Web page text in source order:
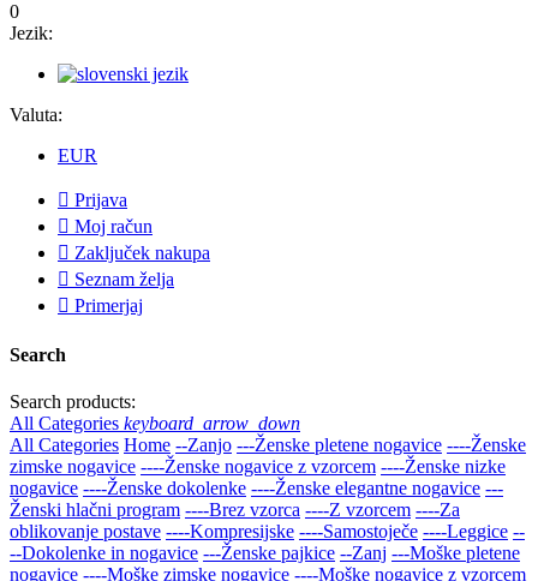
0
Jezik:
Valuta:
EUR
 Prijava
 Moj račun
 Zaključek nakupa
 Seznam želja
 Primerjaj
Search
Search products:
All Categories keyboard_arrow_down
All Categories Home --Zanjo ---Ženske pletene nogavice ----Ženske
zimske nogavice ----Ženske nogavice z vzorcem ----Ženske nizke
nogavice ----Ženske dokolenke ----Ženske elegantne nogavice ---
Ženski hlačni program ----Brez vzorca ----Z vzorcem ----Za
oblikovanje postave ----Kompresijske ----Samostoječe ----Leggice --
--Dokolenke in nogavice ---Ženske pajkice --Zanj ---Moške pletene
nogavice ----Moške zimske nogavice ----Moške nogavice z vzorcem